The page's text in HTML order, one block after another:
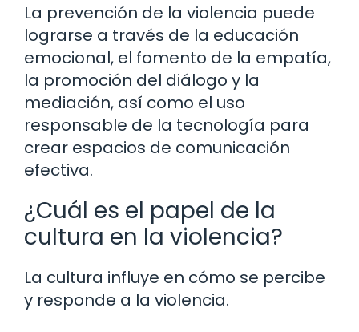
La prevención de la violencia puede
lograrse a través de la educación
emocional, el fomento de la empatía,
la promoción del diálogo y la
mediación, así como el uso
responsable de la tecnología para
crear espacios de comunicación
efectiva.
¿Cuál es el papel de la
cultura en la violencia?
La cultura influye en cómo se percibe
y responde a la violencia.